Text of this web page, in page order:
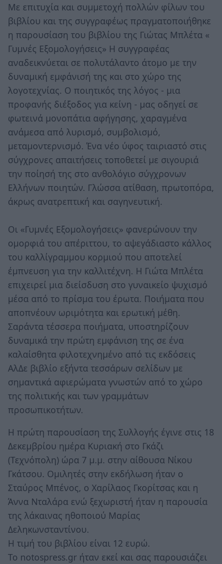
Με επιτυχία και συμμετοχή πολλών φίλων του
βιβλίου και της συγγραφέως πραγματοποιήθηκε
η παρουσίαση του βιβλίου της Γιώτας Μπλέτα «
Γυμνές Εξομολογήσεις» Η συγγραφέας
αναδεικνύεται σε πολυτάλαντο άτομο με την
δυναμική εμφάνισή της και στο χώρο της
λογοτεχνίας. Ο ποιητικός της λόγος - μια
προφανής διέξοδος για κείνη - μας οδηγεί σε
φωτεινά μονοπάτια αφήγησης, χαραγμένα
ανάμεσα από λυρισμό, συμβολισμό,
μεταμοντερνισμό. Ένα νέο ύφος ταιριαστό στις
σύγχρονες απαιτήσεις τοποθετεί με σιγουριά
την ποίησή της στο ανθολόγιο σύγχρονων
Ελλήνων ποιητών. Γλώσσα ατίθαση, πρωτοπόρα,
άκρως ανατρεπτική και σαγηνευτική.
Οι «Γυμνές Εξομολογήσεις» φανερώνουν την
ομορφιά του απέριττου, το αψεγάδιαστο κάλλος
του καλλίγραμμου κορμιού που αποτελεί
έμπνευση για την καλλιτέχνη. Η Γιώτα Μπλέτα
επιχειρεί μια διείσδυση στο γυναικείο ψυχισμό
μέσα από το πρίσμα του έρωτα. Ποιήματα που
αποπνέουν ωριμότητα και ερωτική μέθη.
Σαράντα τέσσερα ποιήματα, υποστηρίζουν
δυναμικά την πρώτη εμφάνιση της σε ένα
καλαίσθητα φιλοτεχνημένο από τις εκδόσεις
ΑλΔε βιβλίο εξήντα τεσσάρων σελίδων με
σημαντικά αφιερώματα γνωστών από το χώρο
της πολιτικής και των γραμμάτων
προσωπικοτήτων.
Η πρώτη παρουσίαση της Συλλογής έγινε στις 18
Δεκεμβρίου ημέρα Κυριακή στο Γκάζι
(Τεχνόπολη) ώρα 7 μ.μ. στην αίθουσα Νίκου
Γκάτσου. Ομιλητές στην εκδήλωση ήταν ο
Σταύρος Μπένος, ο Χαρίλαος Γκορίτσας και η
Άννα Νταλάρα ενώ ξεχωριστή ήταν η παρουσία
της λάκαινας ηθοποιού Μαρίας
Δεληκωνσταντίνου.
Η τιμή του βιβλίου είναι 12 ευρώ.
Το notospress.gr ήταν εκεί και σας παρουσιάζει